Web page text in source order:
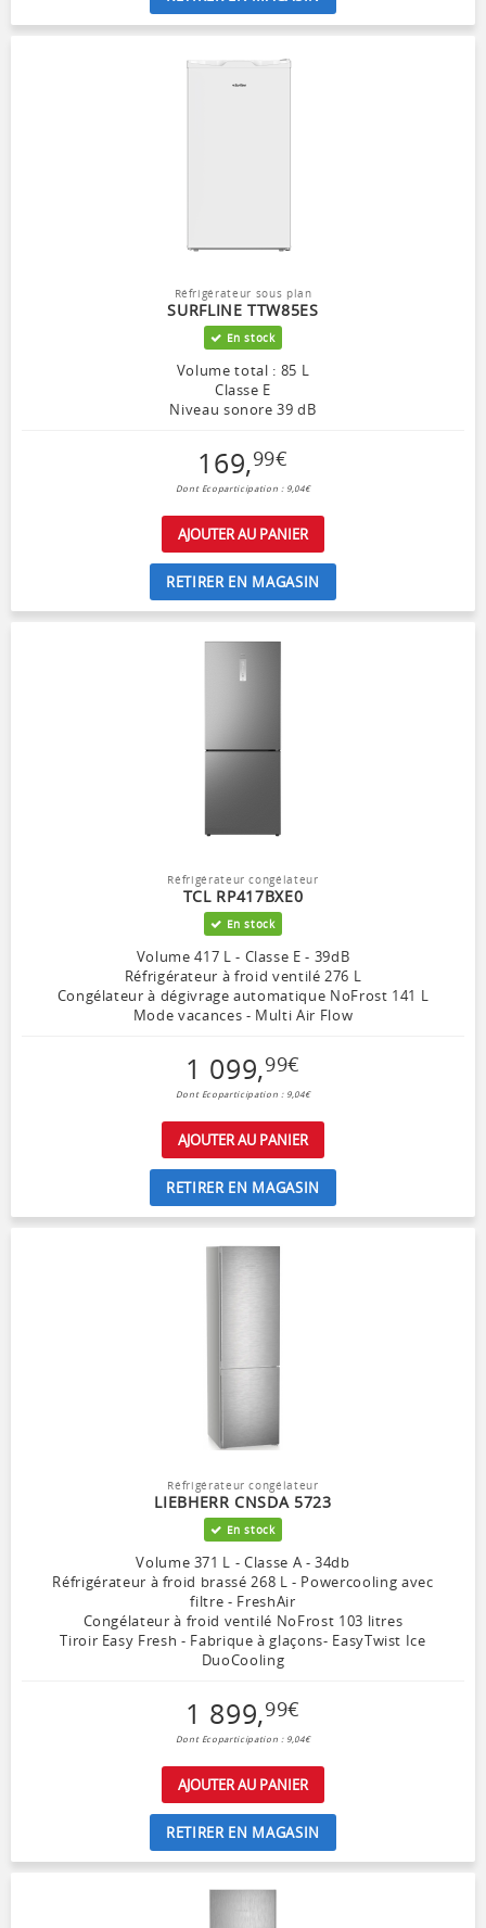
Réfrigérateur sous plan
SURFLINE TTW85ES
En stock
Volume total : 85 L
Classe E
Niveau sonore 39 dB
169,99€
Dont Ecoparticipation : 9,04€
AJOUTER AU PANIER
RETIRER EN MAGASIN
Réfrigérateur congélateur
TCL RP417BXE0
En stock
Volume 417 L - Classe E - 39dB
Réfrigérateur à froid ventilé 276 L
Congélateur à dégivrage automatique NoFrost 141 L
Mode vacances - Multi Air Flow
1 099,99€
Dont Ecoparticipation : 9,04€
AJOUTER AU PANIER
RETIRER EN MAGASIN
Réfrigérateur congélateur
LIEBHERR CNSDA 5723
En stock
Volume 371 L - Classe A - 34db
Réfrigérateur à froid brassé 268 L - Powercooling avec
filtre - FreshAir
Congélateur à froid ventilé NoFrost 103 litres
Tiroir Easy Fresh - Fabrique à glaçons- EasyTwist Ice
DuoCooling
1 899,99€
Dont Ecoparticipation : 9,04€
AJOUTER AU PANIER
RETIRER EN MAGASIN